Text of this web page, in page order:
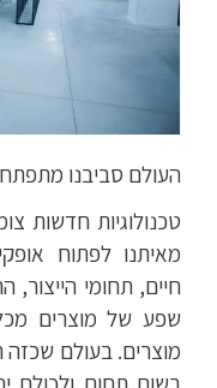
העולם סביבנו
טכנולוגיות חדשות
מאיתנו לפתוח
חיים, תחומי הייצור,
שפע של מוצרים מכל
מוצרים. בעולם שכזה